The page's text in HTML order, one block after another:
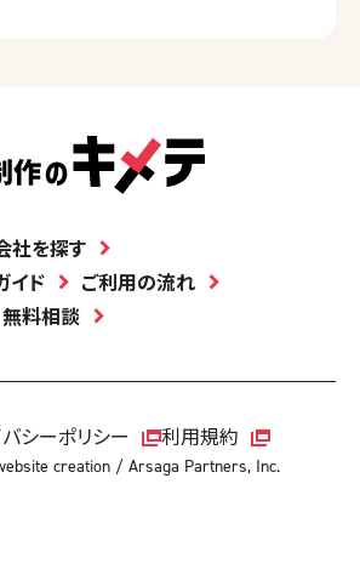
社を探す
イド
ご利用の流れ
無料相談
シーポリシー 利用規約
creation / Arsaga Partners, Inc.